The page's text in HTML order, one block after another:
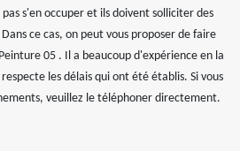
s'en occuper et ils doivent solliciter des
ce cas, on peut vous proposer de faire
05 . Il a beaucoup d'expérience en la
les délais qui ont été établis. Si vous
veuillez le téléphoner directement.